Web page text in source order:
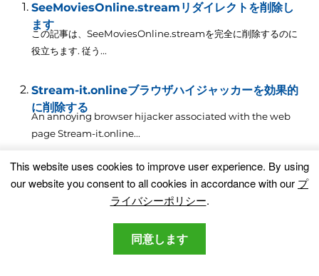
SeeMoviesOnline.streamリダイレクトを削除し
ます
この記事は、SeeMoviesOnline.streamを完全に削除するのに
役立ちます. 従う...
Stream-it.onlineブラウザハイジャッカーを効果的
に削除する
An annoying browser hijacker associated with the web
page Stream-it.online...
Feed.365-stream.comのリダイレクトと停止広告
を削除します
この記事では、Feed.365-stream.com リダイレクトについて
AdBlock, 些細な攻撃で悪用可能なAdBlockPlusと
This website uses cookies to improve user experience. By using
our website you consent to all cookies in accordance with our プ
ライバシーポリシー.
同意します